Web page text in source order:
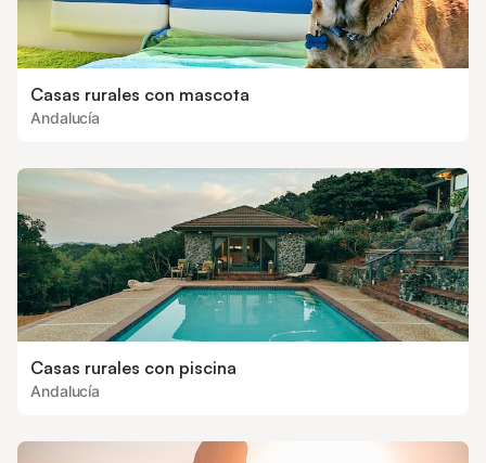
Casas rurales con mascota
Andalucía
Casas rurales con piscina
Andalucía